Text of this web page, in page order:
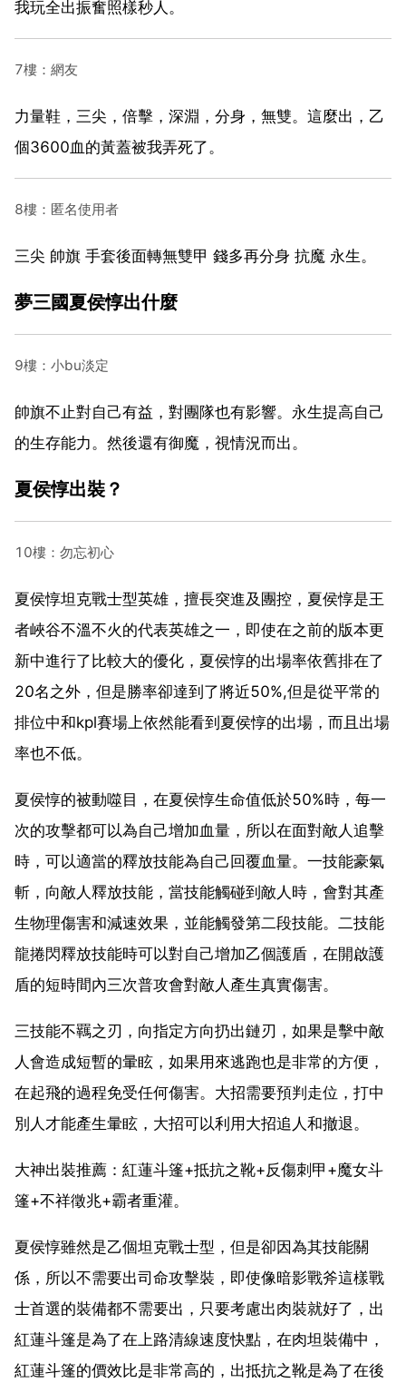
我玩全出振奮照樣秒人。
7樓：網友
力量鞋，三尖，倍擊，深淵，分身，無雙。這麼出，乙
個3600血的黃蓋被我弄死了。
8樓：匿名使用者
三尖 帥旗 手套後面轉無雙甲 錢多再分身 抗魔 永生。
夢三國夏侯惇出什麼
9樓：小bu淡定
帥旗不止對自己有益，對團隊也有影響。永生提高自己
的生存能力。然後還有御魔，視情況而出。
夏侯惇出裝？
10樓：勿忘初心
夏侯惇坦克戰士型英雄，擅長突進及團控，夏侯惇是王
者峽谷不溫不火的代表英雄之一，即使在之前的版本更
新中進行了比較大的優化，夏侯惇的出場率依舊排在了
20名之外，但是勝率卻達到了將近50%,但是從平常的
排位中和kpl賽場上依然能看到夏侯惇的出場，而且出場
率也不低。
夏侯惇的被動噬目，在夏侯惇生命值低於50%時，每一
次的攻擊都可以為自己增加血量，所以在面對敵人追擊
時，可以適當的釋放技能為自己回覆血量。一技能豪氣
斬，向敵人釋放技能，當技能觸碰到敵人時，會對其產
生物理傷害和減速效果，並能觸發第二段技能。二技能
龍捲閃釋放技能時可以對自己增加乙個護盾，在開啟護
盾的短時間內三次普攻會對敵人產生真實傷害。
三技能不羈之刃，向指定方向扔出鏈刃，如果是擊中敵
人會造成短暫的暈眩，如果用來逃跑也是非常的方便，
在起飛的過程免受任何傷害。大招需要預判走位，打中
別人才能產生暈眩，大招可以利用大招追人和撤退。
大神出裝推薦：紅蓮斗篷+抵抗之靴+反傷刺甲+魔女斗
篷+不祥徵兆+霸者重灌。
夏侯惇雖然是乙個坦克戰士型，但是卻因為其技能關
係，所以不需要出司命攻擊裝，即使像暗影戰斧這樣戰
士首選的裝備都不需要出，只要考慮出肉裝就好了，出
紅蓮斗篷是為了在上路清線速度快點，在肉坦裝備中，
紅蓮斗篷的價效比是非常高的，出抵抗之靴是為了在後